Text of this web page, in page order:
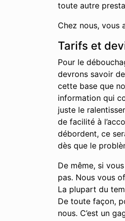
toute autre
Chez nous, vous
Tarifs et
Pour le
devrons savoir
cette base que
information qui
juste le
de facilité à
débordent, ce
dès que le
De même, si
pas. Nous vous
La plupart du
De toute façon,
nous. C’est un